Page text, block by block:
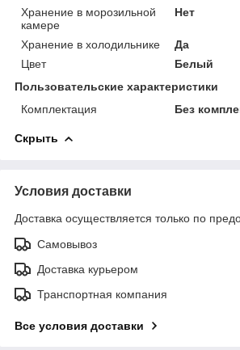
Хранение в морозильной
камере
Нет
Хранение в холодильнике
Да
Цвет
Белый
Пользовательские характеристики
Комплектация
Без
Скрыть
Условия доставки
Доставка осуществляется только по
Самовывоз
Доставка курьером
Транспортная компания
Все условия доставки